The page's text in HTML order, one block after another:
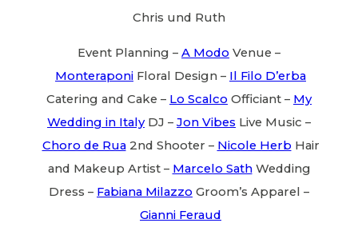
Chris und Ruth
Event Planning – A Modo Venue –
Monteraponi Floral Design – Il Filo D’erba
Catering and Cake – Lo Scalco Officiant – My
Wedding in ItalyDJ – Jon Vibes Live Music –
Choro de Rua2nd Shooter – Nicole Herb Hair
and Makeup Artist – Marcelo SathWedding
Dress – Fabiana Milazzo Groom’s Apparel –
Gianni Feraud